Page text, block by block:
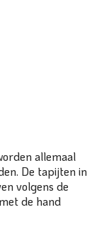
allemaal
De tapijten in
volgens de
de hand